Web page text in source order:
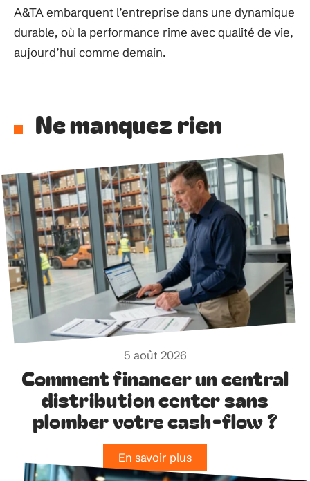
A&TA embarquent l’entreprise dans une dynamique
durable, où la performance rime avec qualité de vie,
aujourd’hui comme demain.
Ne manquez rien
5 août 2026
Comment financer un central
distribution center sans
plomber votre cash-flow ?
En savoir plus